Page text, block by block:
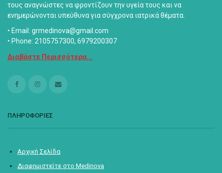
τους αναγνώστες να φροντίζουν την υγεία τους και να
ενημερώνονται υπεύθυνα για σύγχρονα ιατρικά θέματα.
• Email: grmedinova@gmail.com
• Phone: 2105757300, 6979200307
Διαβάστε Περισσότερα...
ΠΛΗΡΟΦΟΡΙΕΣ
Αρχική Σελίδα
Διαφημιστείτε στο Medinova